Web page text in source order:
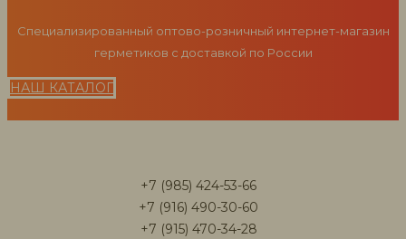
Специализированный оптово-розничный интернет-магазин
герметиков с доставкой по России
НАШ КАТАЛОГ
+7 (985) 424-53-66
+7 (916) 490-30-60
+7 (915) 470-34-28